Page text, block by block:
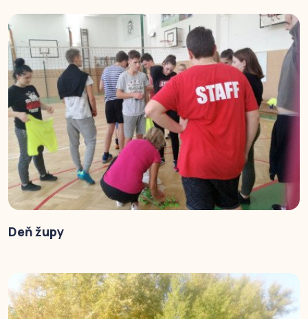
Deň župy